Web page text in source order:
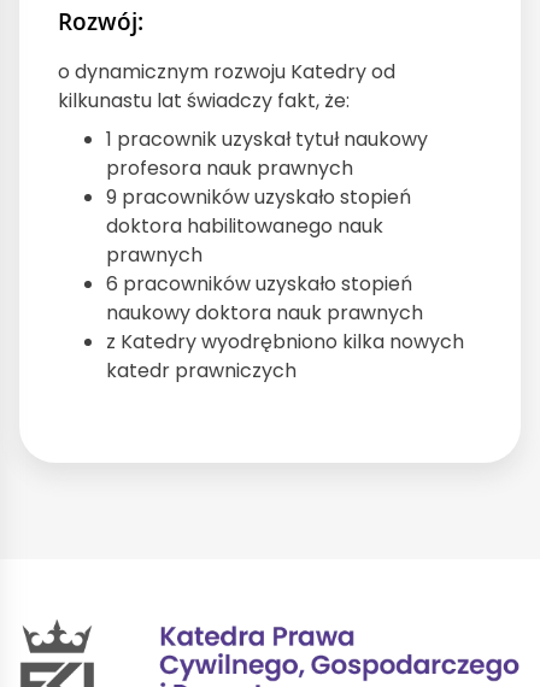
Rozwój:
o dynamicznym rozwoju Katedry od
kilkunastu lat świadczy fakt, że:
1 pracownik uzyskał tytuł naukowy
profesora nauk prawnych
9 pracowników uzyskało stopień
doktora habilitowanego nauk
prawnych
6 pracowników uzyskało stopień
naukowy doktora nauk prawnych
z Katedry wyodrębniono kilka nowych
katedr prawniczych